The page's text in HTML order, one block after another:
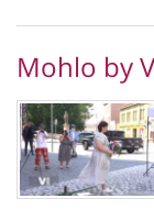
Mohlo by